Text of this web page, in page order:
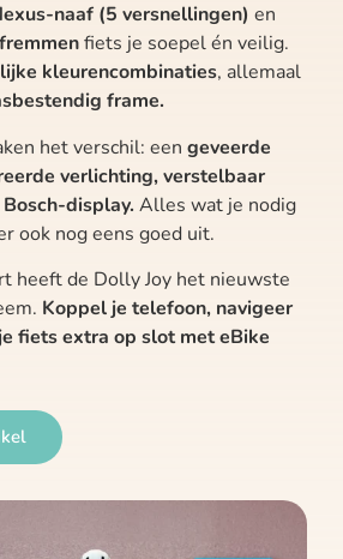
naaf (5 versnellingen) en
fiets je soepel én veilig.
kleurencombinaties, allemaal
frame.
het verschil: een geveerde
verlichting, verstelbaar
Bosch-display. Alles wat je nodig
ook nog eens goed uit.
heeft de Dolly Joy het nieuwste
Koppel je telefoon, navigeer
fiets extra op slot met eBike